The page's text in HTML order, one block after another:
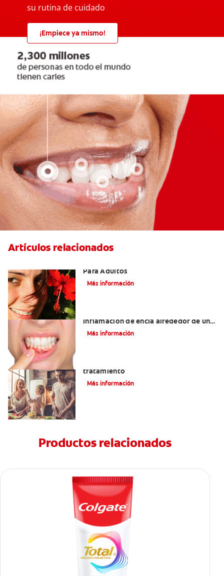
su rutina de cuidado
¡Empiece ya mismo!
Artículos relacionados
Para Adultos
Más información
inflamación de encía alrededor de un
diente?
Más información
tratamiento
Más información
Productos relacionados